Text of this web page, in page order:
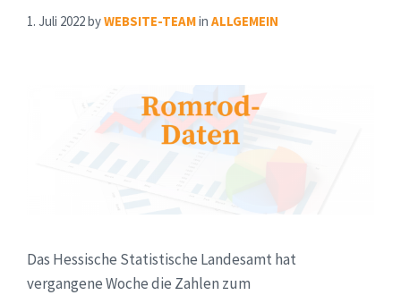
1. Juli 2022byWEBSITE-TEAMin ALLGEMEIN
Das Hessische Statistische Landesamt hat
vergangene Woche die Zahlen zum